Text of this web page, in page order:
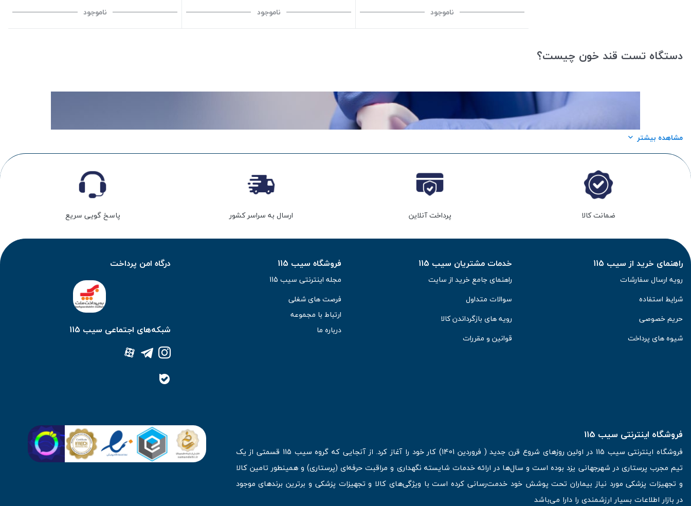
ناموجود ناموجود ناموجود
دستگاه تست قند خون چیست؟
مشاهده بیشتر
ضمانت کالا پرداخت آنلاین ارسال به سراسر کشور پاسخ گویی سریع
راهنمای خرید از سیب 115
رویه ارسال سفارشات
شرایط استفاده
حریم خصوصی
شیوه های پرداخت
خدمات مشتریان سیب 115
راهنمای جامع خرید از سایت
سوالات متداول
رویه های بازگرداندن کالا
قوانین و مقررات
فروشگاه سیب 115
مجله اینترنتی سیب 115
فرصت های شغلی
ارتباط با مجموعه
درباره ما
درگاه امن پرداخت
شبکه‌های اجتماعی سیب 115
فروشگاه اینترنتی سیب 115
فروشگاه اینترنتی سیب 115 در اولین روزهای شروع قرن جدید ( فروردین 1401) کار خود را آغاز کرد. از آنجایی که گروه سیب 115 قسمتی از یک
تیم مجرب پرستاری در شهرجهانی یزد بوده است و سال‌ها در ارائه خدمات شایسته نگهداری و مراقبت حرفه‌ای (پرستاری) و همینطور تامین کالا
و تجهیزات پزشکی مورد نیاز بیماران تحت پوشش خود خدمت‌رسانی کرده است با ویژگی‌های کالا و تجهیزات پزشکی و برترین برندهای موجود
در بازار اطلاعات بسیار ارزشمندی را دارا می‌باشد